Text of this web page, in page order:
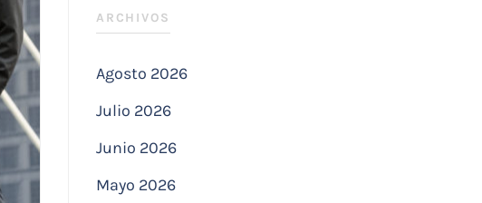
ARCHIVOS
Agosto 2026
Julio 2026
Junio 2026
Mayo 2026